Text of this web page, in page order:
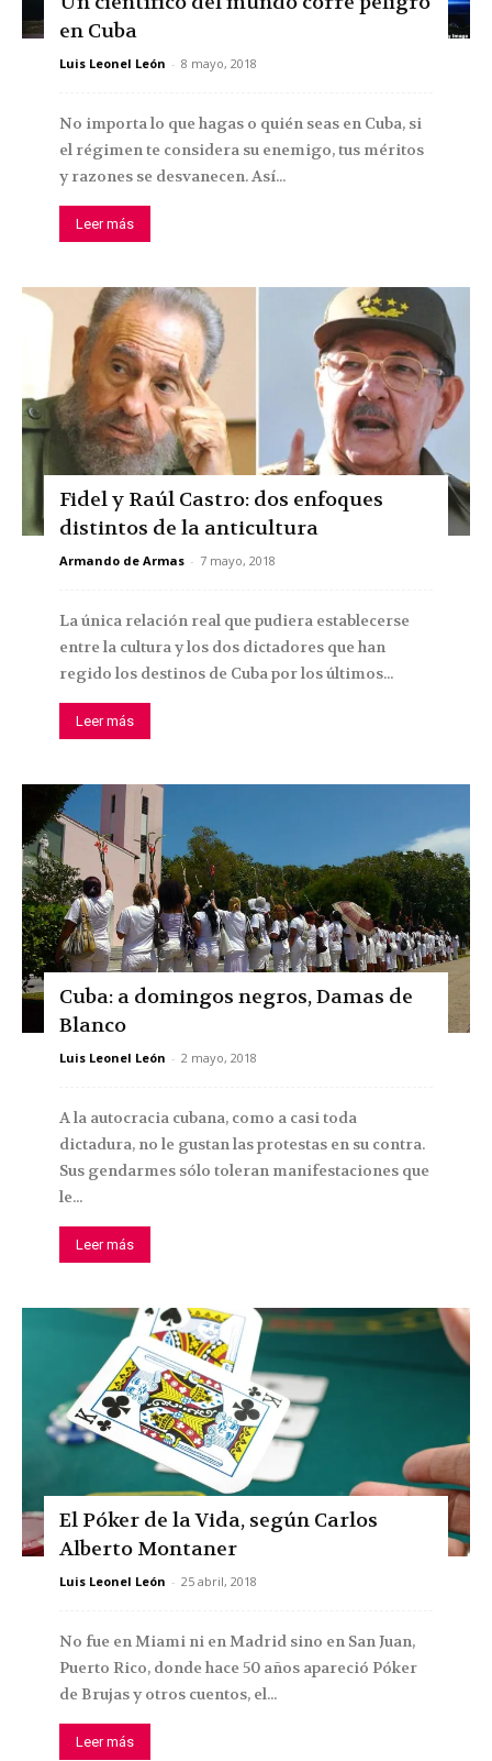
en Cuba
Luis Leonel León - 8 mayo, 2018
No importa lo que hagas o quién seas en Cuba, si
el régimen te considera su enemigo, tus méritos
y razones se desvanecen. Así...
Leer más
Fidel y Raúl Castro: dos enfoques
distintos de la anticultura
Armando de Armas - 7 mayo, 2018
La única relación real que pudiera establecerse
entre la cultura y los dos dictadores que han
regido los destinos de Cuba por los últimos...
Leer más
Cuba: a domingos negros, Damas de
Blanco
Luis Leonel León - 2 mayo, 2018
A la autocracia cubana, como a casi toda
dictadura, no le gustan las protestas en su contra.
Sus gendarmes sólo toleran manifestaciones que
le...
Leer más
El Póker de la Vida, según Carlos
Alberto Montaner
Luis Leonel León - 25 abril, 2018
No fue en Miami ni en Madrid sino en San Juan,
Puerto Rico, donde hace 50 años apareció Póker
de Brujas y otros cuentos, el...
Leer más